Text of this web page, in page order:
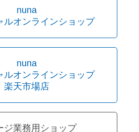
nuna
ルオンラインショップ
nuna
ルオンラインショップ
楽天市場店
ジ業務用ショップ